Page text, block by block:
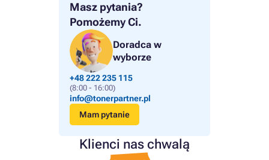
Masz pytania?
Pomożemy Ci.
Doradca w
wyborze
+48 222 235 115
(8:00 - 16:00)
info@tonerpartner.pl
Mam pytanie
Klienci nas chwalą